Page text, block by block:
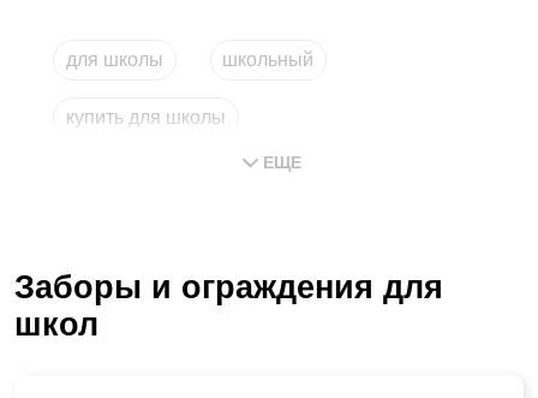
для школы школьный
купить для школы
ЕЩЕ
Заборы и ограждения для
школ